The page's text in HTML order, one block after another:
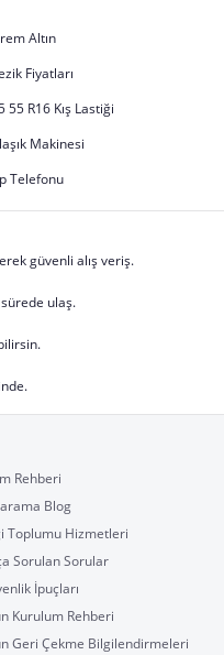
Altın
Fiyatları
55 R16 Kış Lastiği
Makinesi
Telefonu
güvenli alış veriş.
sürede ulaş.
Rehberi
Blog
Toplumu Hizmetleri
Sorulan Sorular
İpuçları
Kurulum Rehberi
Geri Çekme Bilgilendirmeleri